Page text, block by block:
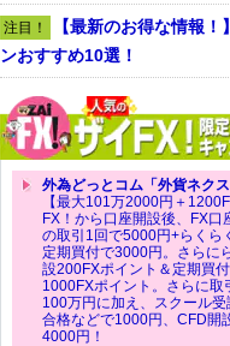
注目！ 【最新のお得な情報
ンおすすめ10選！
外為どっとコム「外貨ネクス
【最大101万2000円＋
FX！から口座開設後、FX口
の取引1回で5000円+らくら
定期買付で3000円。さらに
設200FXポイント＆定期買
1000FXポイント。さらに取
100万円に加え、スクール受
合格などで1000円、CFD開
4000円！